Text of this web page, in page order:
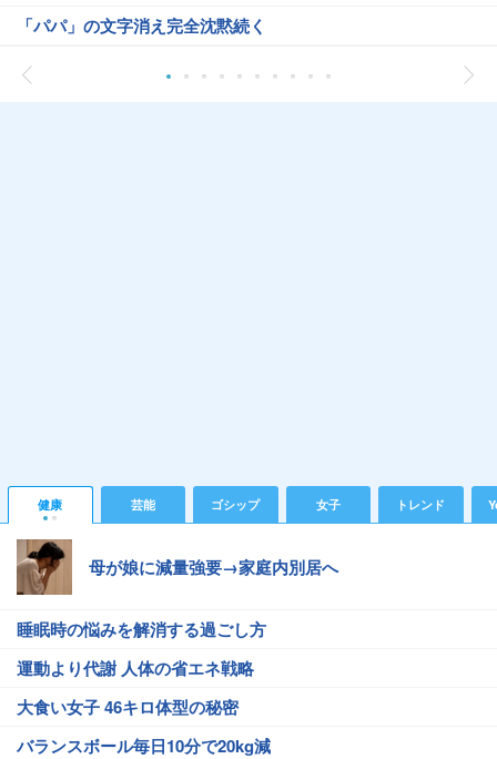
「パパ」の文字消え完全沈黙続く
健康 芸能 ゴシップ 女子 トレンド
母が娘に減量強要→家庭内別居へ
睡眠時の悩みを解消する過ごし方
運動より代謝 人体の省エネ戦略
大食い女子 46キロ体型の秘密
バランスボール毎日10分で20kg減